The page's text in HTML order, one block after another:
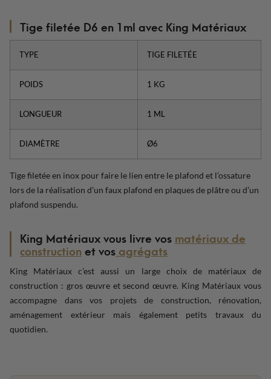
Tige filetée D6 en 1ml avec King Matériaux
TYPE TIGE FILETÉE
POIDS 1 KG
LONGUEUR 1 ML
DIAMÈTRE Ø6
Tige filetée en inox pour faire le lien entre le plafond et l’ossature
lors de la réalisation d’un faux plafond en plaques de plâtre ou d’un
plafond suspendu.
King Matériaux vous livre vos matériaux de
construction et vos agrégats
King Matériaux c’est aussi un large choix de matériaux de
construction : gros œuvre et second œuvre. King Matériaux vous
accompagne dans vos projets de construction, rénovation,
aménagement extérieur mais également petits travaux du
quotidien.